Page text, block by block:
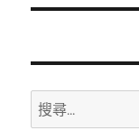
文
搜
尋